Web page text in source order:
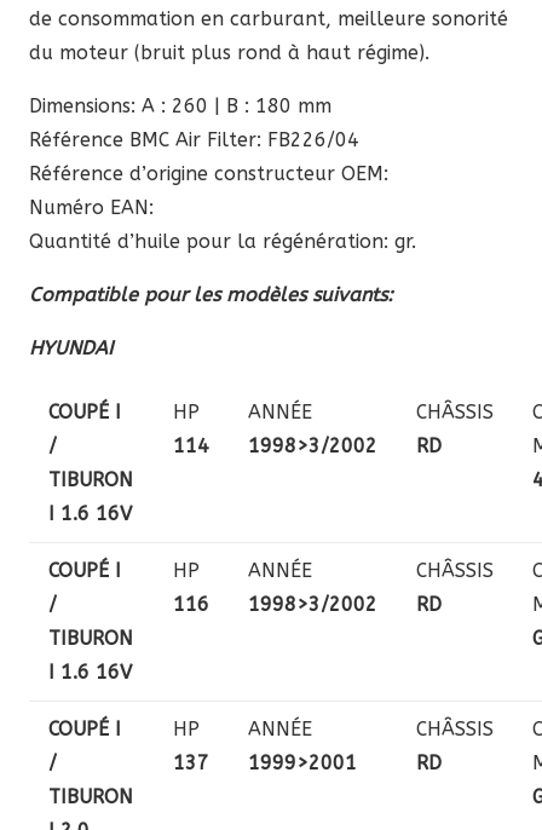
de consommation en carburant, meilleure sonorité
du moteur (bruit plus rond à haut régime).
Dimensions: A : 260 | B : 180 mm
Référence BMC Air Filter: FB226/04
Référence d’origine constructeur OEM:
Numéro EAN:
Quantité d’huile pour la régénération: gr.
Compatible pour les modèles suivants:
HYUNDAI
COUPÉ I
/
TIBURON
I 1.6 16V
HP
114
ANNÉE
1998>3/2002
CHÂSSIS
RD
COUPÉ I
/
TIBURON
I 1.6 16V
HP
116
ANNÉE
1998>3/2002
CHÂSSIS
RD
COUPÉ I
/
TIBURON
HP
137
ANNÉE
1999>2001
CHÂSSIS
RD